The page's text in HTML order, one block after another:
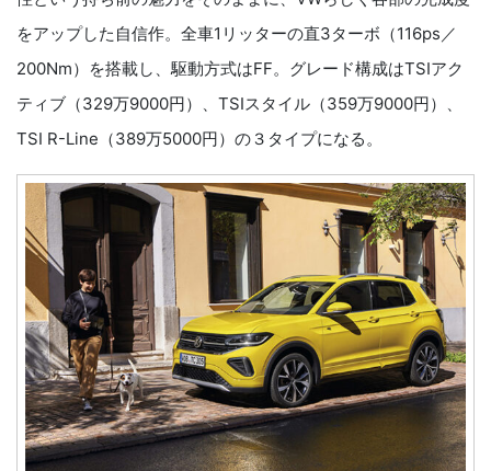
をアップした自信作。全車1リッターの直3ターボ（116ps／
200Nm）を搭載し、駆動方式はFF。グレード構成はTSIアク
ティブ（329万9000円）、TSIスタイル（359万9000円）、
TSI R-Line（389万5000円）の３タイプになる。